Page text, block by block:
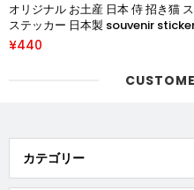
オリジナル お土産 日本 侍 招き猫
ステッカー 日本製 souvenir
samurai lucky cat made in japan
¥440
カテゴリー